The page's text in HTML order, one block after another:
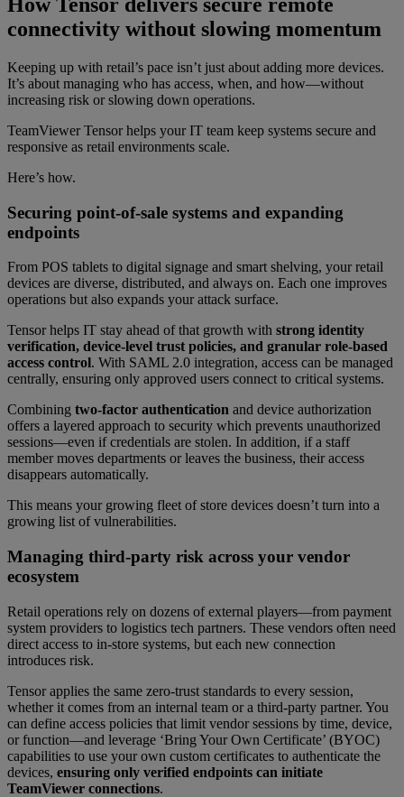
connectivity without slowing momentum
Keeping up with retail’s pace isn’t just about adding more devices.
It’s about managing who has access, when, and how—without
increasing risk or slowing down operations.
TeamViewer Tensor helps your IT team keep systems secure and
responsive as retail environments scale.
Here’s how.
Securing point-of-sale systems and expanding
endpoints
From POS tablets to digital signage and smart shelving, your retail
devices are diverse, distributed, and always on. Each one improves
operations but also expands your attack surface.
Tensor helps IT stay ahead of that growth with strong identity
verification, device-level trust policies, and granular role-based
access control. With SAML 2.0 integration, access can be managed
centrally, ensuring only approved users connect to critical systems.
Combining two-factor authentication and device authorization
offers a layered approach to security which prevents unauthorized
sessions—even if credentials are stolen. In addition, if a staff
member moves departments or leaves the business, their access
disappears automatically.
This means your growing fleet of store devices doesn’t turn into a
growing list of vulnerabilities.
Managing third-party risk across your vendor
ecosystem
Retail operations rely on dozens of external players—from payment
system providers to logistics tech partners. These vendors often need
direct access to in-store systems, but each new connection
introduces risk.
Tensor applies the same zero-trust standards to every session,
whether it comes from an internal team or a third-party partner. You
can define access policies that limit vendor sessions by time, device,
or function—and leverage ‘Bring Your Own Certificate’ (BYOC)
capabilities to use your own custom certificates to authenticate the
devices, ensuring only verified endpoints can initiate
TeamViewer connections.